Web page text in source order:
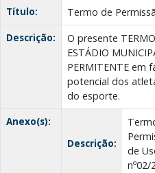
Título:
Termo de
Descrição:
O presente
ESTÁDIO
PERMITENTE em
potencial dos
do esporte.
Anexo(s):
Descrição:
de
nº02/